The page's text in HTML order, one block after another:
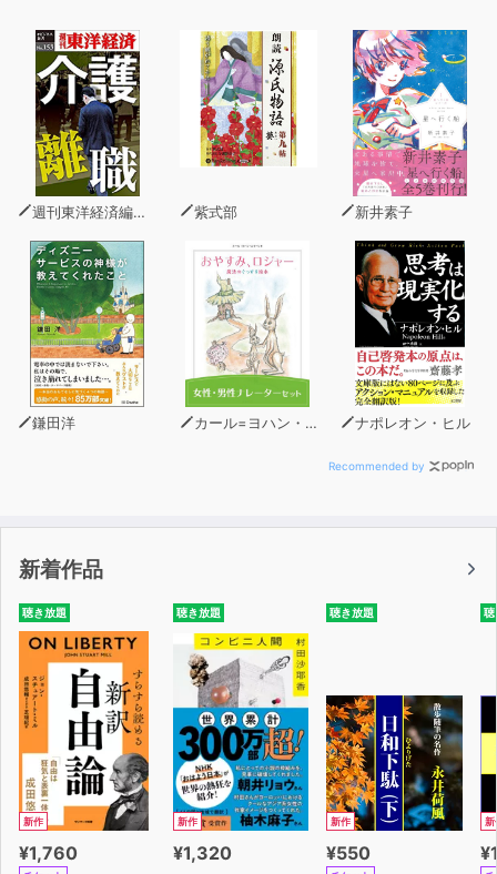
週刊東洋経済編集部 紫式部 新井素子
鎌田洋 カール=ヨハン・エリーン ナポレオン・ヒル
Recommended by
新着作品
聴き放題
新作
¥1,760
聴き放題
新作
¥1,320
聴き放題
新作
¥550
聴
新